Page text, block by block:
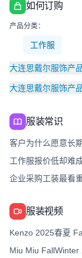
如何订购
产品分类：
工作服
大连思戴尔服饰产
大连思戴尔服饰产
服装常识
客户为什么愿意长
工作服报价低却难
企业采购工装最看
服装视频
Kenzo 2025春夏
Miu Miu